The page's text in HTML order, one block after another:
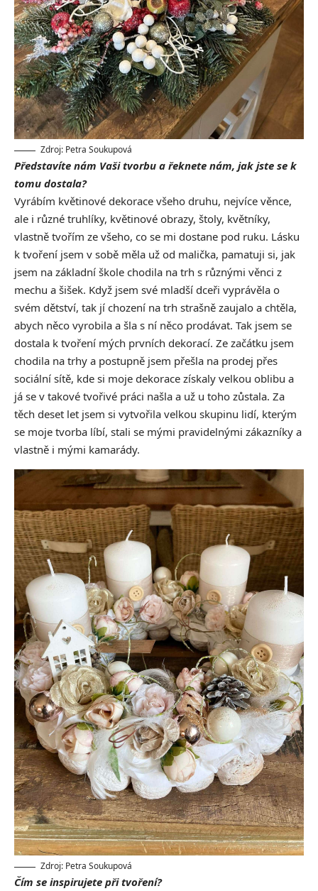
Zdroj: Petra Soukupová
Představíte nám Vaši tvorbu a řeknete nám, jak jste se k
tomu dostala?
Vyrábím květinové dekorace všeho druhu, nejvíce věnce,
ale i různé truhlíky, květinové obrazy, štoly, květníky,
vlastně tvořím ze všeho, co se mi dostane pod ruku. Lásku
k tvoření jsem v sobě měla už od malička, pamatuji si, jak
jsem na základní škole chodila na trh s různými věnci z
mechu a šišek. Když jsem své mladší dceři vyprávěla o
svém dětství, tak jí chození na trh strašně zaujalo a chtěla,
abych něco vyrobila a šla s ní něco prodávat. Tak jsem se
dostala k tvoření mých prvních dekorací. Ze začátku jsem
chodila na trhy a postupně jsem přešla na prodej přes
sociální sítě, kde si moje dekorace získaly velkou oblibu a
já se v takové tvořivé práci našla a už u toho zůstala. Za
těch deset let jsem si vytvořila velkou skupinu lidí, kterým
se moje tvorba líbí, stali se mými pravidelnými zákazníky a
vlastně i mými kamarády.
Zdroj: Petra Soukupová
Čím se inspirujete při tvoření?